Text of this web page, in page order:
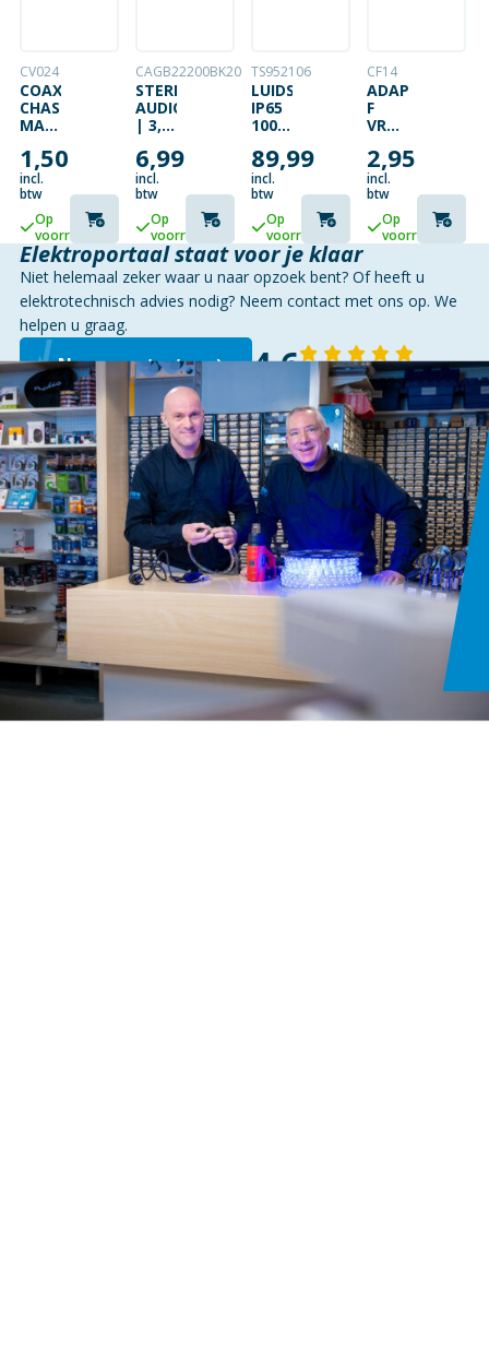
CV024
COAX
CHASSISDEEL
MALE
PANEELMONTAGE
1,50
incl.
btw
Op
voorraad
CAGB22200BK20
STEREO-
AUDIOKABEL
| 3,5
MALE
– 2X
RCA
MALE
| 2
METER
6,99
incl.
btw
Op
voorraad
TS952106
LUIDSPREKERSET
IP65
100V
89,99
incl.
btw
Op
voorraad
CF14
ADAPTER
F
VROUWELIJK
2 X F
VROUWELIJK
2,95
incl.
btw
Op
voorraad
Elektroportaal staat voor je klaar
Niet helemaal zeker waar u naar opzoek bent? Of heeft u
elektrotechnisch advies nodig? Neem contact met ons op. We
helpen u graag.
Neem contact op 4,6 143 reviews